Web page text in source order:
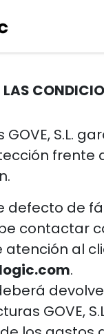
S.L.
frente
defecto de
contactar
atención al
.
GOVE,